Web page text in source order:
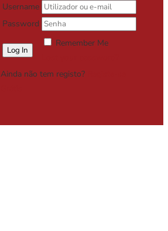
Username
Password
Remember Me
Ainda não tem registo?